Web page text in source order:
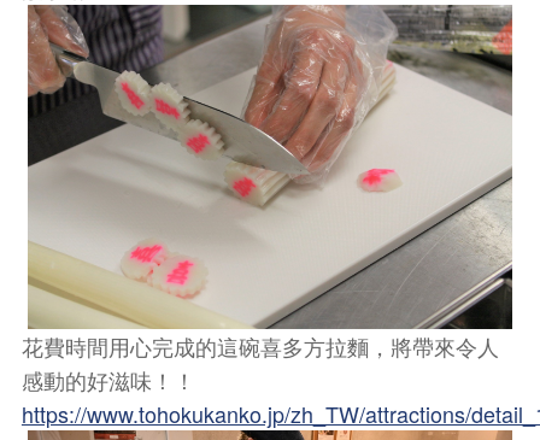
花費時間用心完成的這碗喜多方拉麵，將帶來令人
感動的好滋味！！
https://www.tohokukanko.jp/zh_TW/attractions/